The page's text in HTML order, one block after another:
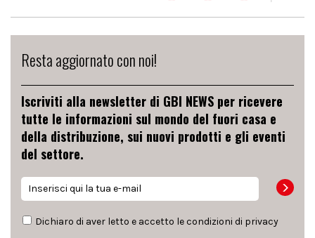
Resta aggiornato con noi!
Iscriviti alla newsletter di GBI NEWS per ricevere
tutte le informazioni sul mondo del fuori casa e
della distribuzione, sui nuovi prodotti e gli eventi
del settore.
Dichiaro di aver letto e accetto le condizioni di privacy